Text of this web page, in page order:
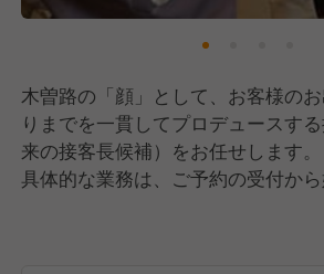
木曽路の「顔」として、お客様の
りまでを一貫してプロデュースす
来の接客長候補）をお任せします。
具体的な業務は、ご予約の受付か
ゃぶ」をお席で仕上げる調理提供